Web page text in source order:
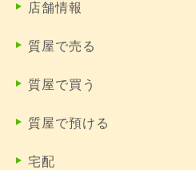
店舗情報
質屋で売る
質屋で買う
質屋で預ける
宅配